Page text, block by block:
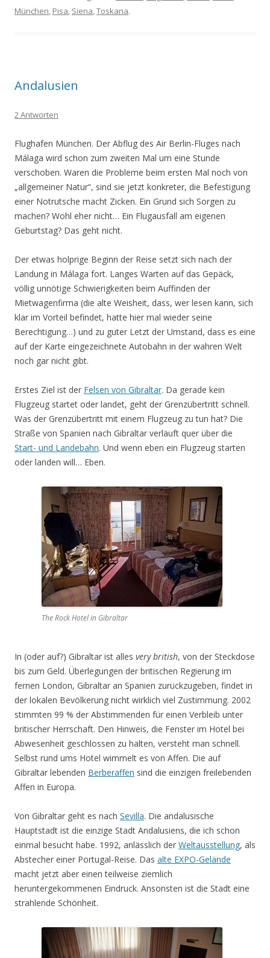
München, Pisa, Siena,Toskana.
Andalusien
2 Antworten
Flughafen München. Der Abflug des Air Berlin-Fluges nach
Málaga wird schon zum zweiten Mal um eine Stunde
verschoben. Waren die Probleme beim ersten Mal noch von
„allgemeiner Natur“, sind sie jetzt konkreter, die Befestigung
einer Notrutsche macht Zicken. Ein Grund sich Sorgen zu
machen? Wohl eher nicht… Ein Flugausfall am eigenen
Geburtstag? Das geht nicht.
Der etwas holprige Beginn der Reise setzt sich nach der
Landung in Málaga fort. Langes Warten auf das Gepäck,
völlig unnötige Schwierigkeiten beim Auffinden der
Mietwagenfirma (die alte Weisheit, dass, wer lesen kann, sich
klar im Vorteil befindet, hatte hier mal wieder seine
Berechtigung…) und zu guter Letzt der Umstand, dass es eine
auf der Karte eingezeichnete Autobahn in der wahren Welt
noch gar nicht gibt.
Erstes Ziel ist der Felsen von Gibraltar. Da gerade kein
Flugzeug startet oder landet, geht der Grenzübertritt schnell.
Was der Grenzübertritt mit einem Flugzeug zu tun hat? Die
Straße von Spanien nach Gibraltar verläuft quer über die
Start- und Landebahn. Und wenn eben ein Flugzeug starten
oder landen will… Eben.
The Rock Hotel in Gibraltar
In (oder auf?) Gibraltar ist alles very british, von der Steckdose
bis zum Geld. Überlegungen der britischen Regierung im
fernen London, Gibraltar an Spanien zurückzugeben, findet in
der lokalen Bevölkerung nicht wirklich viel Zustimmung. 2002
stimmten 99 % der Abstimmenden für einen Verbleib unter
britischer Herrschaft. Den Hinweis, die Fenster im Hotel bei
Abwesenheit geschlossen zu halten, versteht man schnell.
Selbst rund ums Hotel wimmelt es von Affen. Die auf
Gibraltar lebenden Berberaffen sind die einzigen freilebenden
Affen in Europa.
Von Gibraltar geht es nach Sevilla. Die andalusische
Hauptstadt ist die einzige Stadt Andalusiens, die ich schon
einmal besucht habe. 1992, anlässlich der Weltausstellung, als
Abstecher einer Portugal-Reise. Das alte EXPO-Gelände
macht jetzt aber einen teilweise ziemlich
heruntergekommenen Eindruck. Ansonsten ist die Stadt eine
strahlende Schönheit.